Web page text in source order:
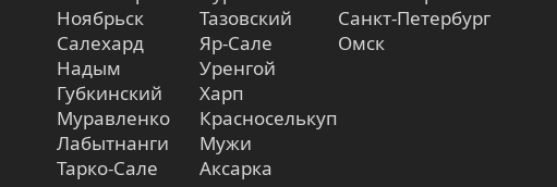
Ноябрьск
Салехард
Надым
Губкинский
Муравленко
Лабытнанги
Тарко-Сале
Тазовский
Яр-Сале
Уренгой
Харп
Красноселькуп
Мужи
Аксарка
Санкт-Петербург
Омск